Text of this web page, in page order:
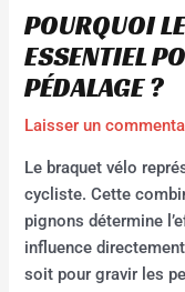
POURQUOI
ESSENTIEL
PÉDALAGE ?
Laisser un
Le braquet vélo
cycliste. Cette
pignons détermine
influence
soit pour gravir les